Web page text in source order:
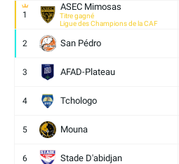
1
ASEC Mimosas
Titre gagné
Ligue des Champions de la CAF
2 San Pédro
3 AFAD-Plateau
4 Tchologo
5 Mouna
6 Stade D'abidjan